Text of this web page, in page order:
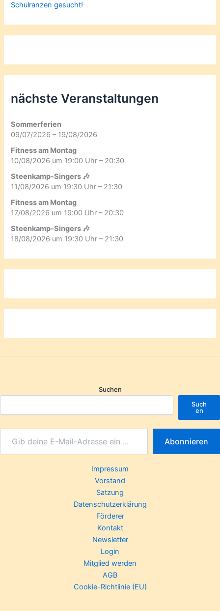
Schulranzen gesucht!
nächste Veranstaltungen
Sommerferien
09/07/2026 – 19/08/2026
Fitness am Montag
10/08/2026 um 19:00 Uhr – 20:30
Steenkamp-Singers 🎶
11/08/2026 um 19:30 Uhr – 21:30
Fitness am Montag
17/08/2026 um 19:00 Uhr – 20:30
Steenkamp-Singers 🎶
18/08/2026 um 19:30 Uhr – 21:30
Suchen
Such
en
Abonnieren
Impressum
Vorstand
Satzung
Datenschutzerklärung
Förderer
Kontakt
Newsletter
Login
Mitglied werden
AGB
Cookie-Richtlinie (EU)